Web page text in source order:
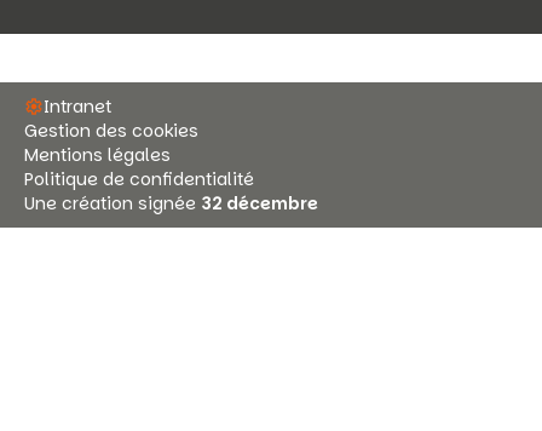
Intranet
Gestion des cookies
Mentions légales
Politique de confidentialité
Une création signée 32 décembre